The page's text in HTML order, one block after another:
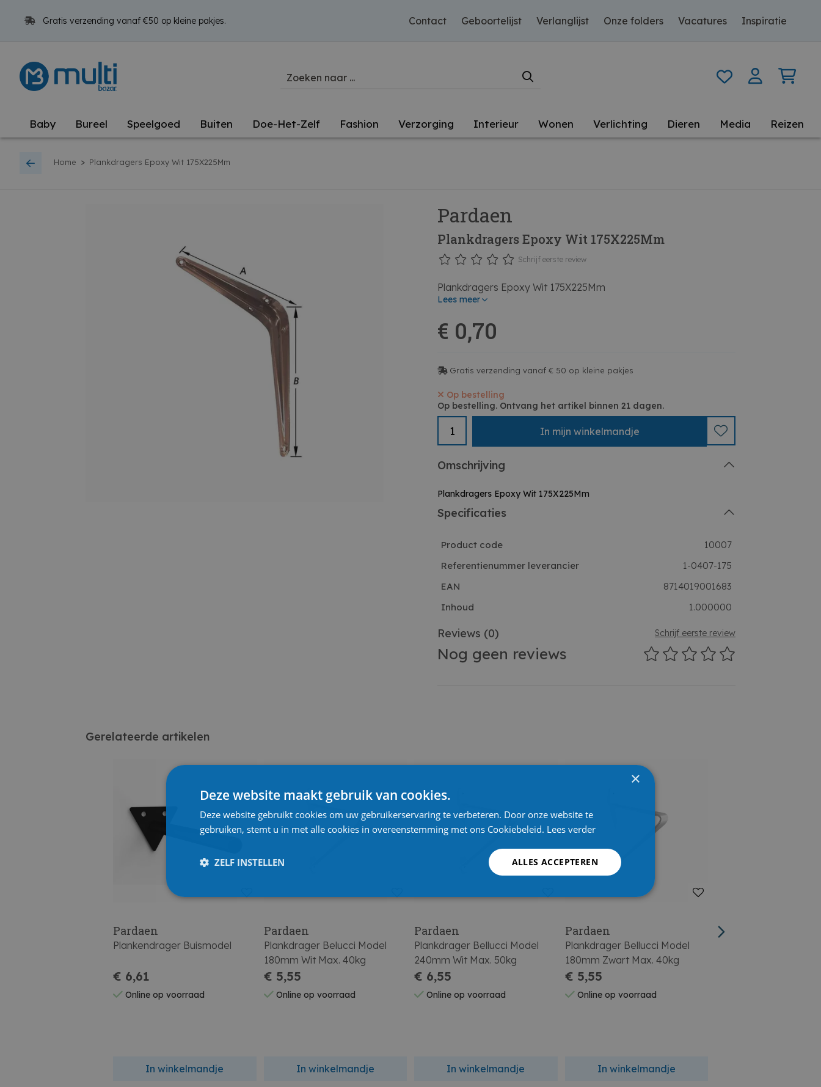
Gratis verzending vanaf €50 op kleine pakjes. Contact Geboortelijst Verlanglijst Onze folders Vacatures Inspiratie
Baby Bureel Speelgoed Buiten Doe-Het-Zelf Fashion Verzorging Interieur Wonen Verlichting Dieren Media Reizen
Home > Plankdragers Epoxy Wit 175X225Mm
Pardaen
Plankdragers Epoxy Wit 175X225Mm
Schrijf eerste review
Plankdragers Epoxy Wit 175X225Mm
Lees meer
€ 0,70
Gratis verzending vanaf € 50 op kleine pakjes
Op bestelling
Op bestelling. Ontvang het artikel binnen 21 dagen.
In mijn winkelmandje
Omschrijving
Plankdragers Epoxy Wit 175X225Mm
Specificaties
Product code
10007
Referentienummer leverancier
1-0407-175
EAN
8714019001683
Inhoud
1.000000
Reviews (0) Schrijf eerste review
Nog geen reviews
Gerelateerde artikelen
Pardaen
Plankendrager Buismodel
€ 6,61
Online op voorraad
In winkelmandje
Pardaen
Plankdrager Belucci Model
180mm Wit Max. 40kg
€ 5,55
Online op voorraad
In winkelmandje
Pardaen
Plankdrager Bellucci Model
240mm Wit Max. 50kg
€ 6,55
Online op voorraad
In winkelmandje
Pardaen
Plankdrager Bellucci Model
180mm Zwart Max. 40kg
€ 5,55
Online op voorraad
In winkelmandje
Pardaen
×
Deze website maakt gebruik van cookies.
Deze website gebruikt cookies om uw gebruikerservaring te verbeteren. Door onze website te
gebruiken, stemt u in met alle cookies in overeenstemming met ons Cookiebeleid. Lees verder
ALLES ACCEPTEREN
ZELF INSTELLEN